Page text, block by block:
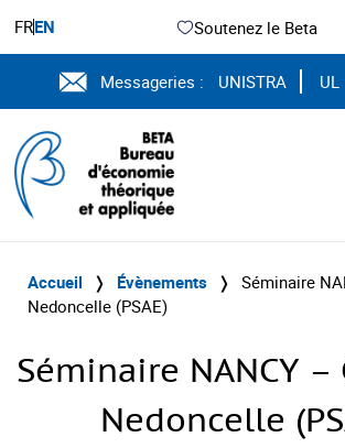
FREN Soutenez le Beta
Messageries : UNISTRA UL
Accueil ❭ Évènements ❭ Séminaire
Nedoncelle (PSAE)
Séminaire NANCY
Nedoncelle